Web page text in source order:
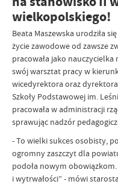
wielkopolskiego!
Beata Maszewska urodziła
życie zawodowe od zawsze
pracowała jako
swój warsztat pracy w
wicedyrektora oraz
Szkoły Podstawowej im.
pracowała w administracji
sprawując nadzór
- To wielki sukces osobisty,
ogromny zaszczyt dla
podoła nowym
i wytrwałości” - mówi